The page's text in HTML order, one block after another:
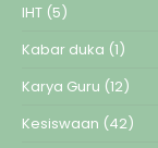
IHT (5)
Kabar duka (1)
Karya Guru (12)
Kesiswaan (42)